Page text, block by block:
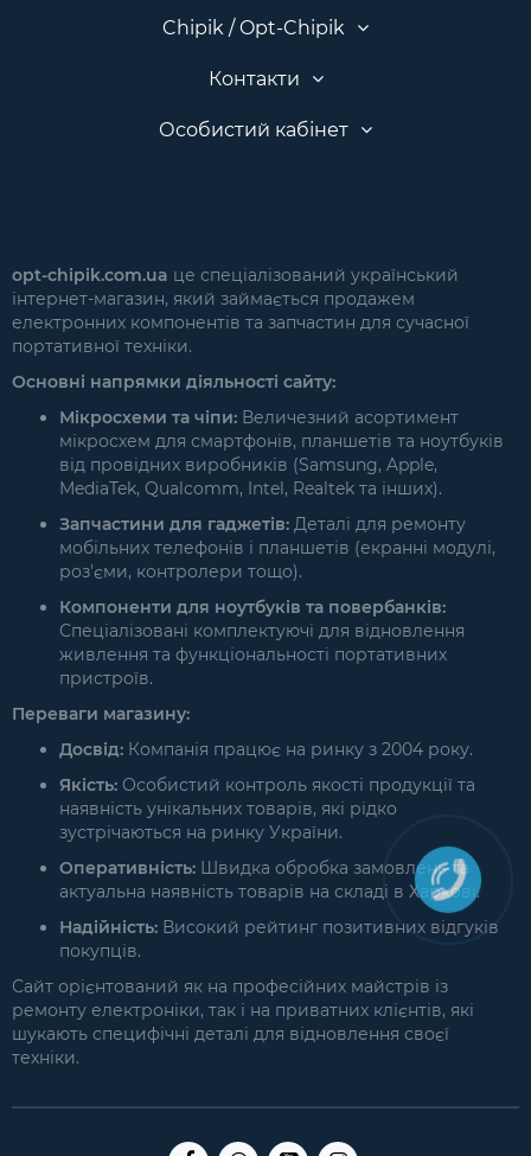
Chipik / Opt-Chipik
Контакти
Особистий кабінет
opt-chipik.com.ua це спеціалізований український
інтернет-магазин, який займається продажем
електронних компонентів та запчастин для сучасної
портативної техніки.
Основні напрямки діяльності сайту:
Мікросхеми та чіпи: Величезний асортимент
мікросхем для смартфонів, планшетів та ноутбуків
від провідних виробників (Samsung, Apple,
MediaTek, Qualcomm, Intel, Realtek та інших).
Запчастини для гаджетів: Деталі для ремонту
мобільних телефонів і планшетів (екранні модулі,
роз'єми, контролери тощо).
Компоненти для ноутбуків та повербанків:
Спеціалізовані комплектуючі для відновлення
живлення та функціональності портативних
пристроїв.
Переваги магазину:
Досвід: Компанія працює на ринку з 2004 року.
Якість: Особистий контроль якості продукції та
наявність унікальних товарів, які рідко
зустрічаються на ринку України.
Оперативність: Швидка обробка замовлень та
актуальна наявність товарів на складі в Харкові.
Надійність: Високий рейтинг позитивних відгуків
покупців.
Сайт орієнтований як на професійних майстрів із
ремонту електроніки, так і на приватних клієнтів, які
шукають специфічні деталі для відновлення своєї
техніки.